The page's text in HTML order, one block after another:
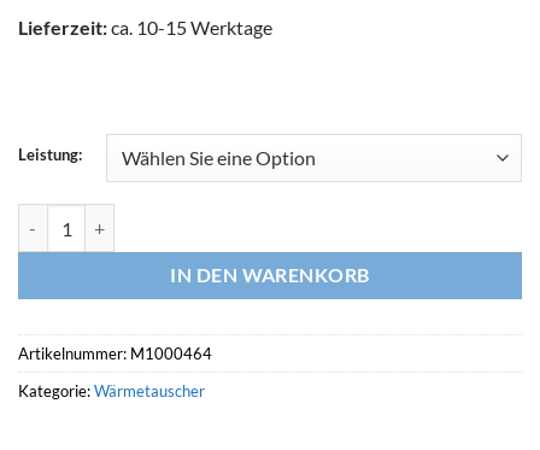
Lieferzeit:ca. 10-15 Werktage
Leistung:
IN DEN WARENKORB
Artikelnummer: M1000464
Kategorie:Wärmetauscher